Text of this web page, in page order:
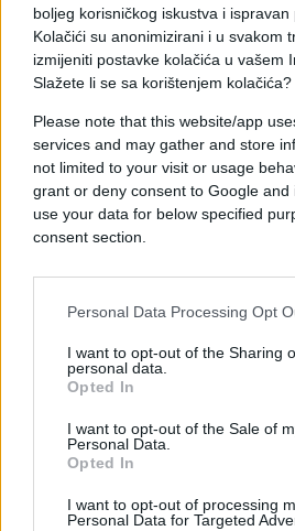
boljeg korisničkog iskustva i ispravan
Kolačići su anonimizirani i u svakom
izmijeniti postavke kolačića u vašem
Slažete li se sa korištenjem kolačića?
Please note that this website/app
services and may gather and store
not limited to your visit or usage
grant or deny consent to Google
use your data for below specified
consent section.
Personal Data Processing Opt
I want to opt-out of the Sharing
personal data.
Opted In
I want to opt-out of the Sale of
Personal Data.
Opted In
I want to opt-out of processing
Personal Data for Targeted
Njegov vlasnik je napravio
čaša, a reakcija papagaja će
suza! (VIDEO)
ISPOVIJESTI
05.04.17. 14:04